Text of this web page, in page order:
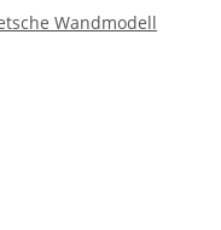
Wandmodell